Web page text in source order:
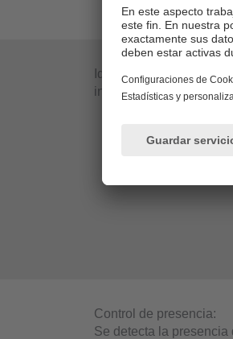
Identificación de
intervalos entre
Control de presencia:
Se detecta la